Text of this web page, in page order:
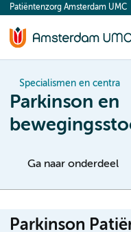
content
Patiëntenzorg Amsterdam UMC
Specialismen en centra
Parkinson en
Ga naar onderdeel
Parkinson